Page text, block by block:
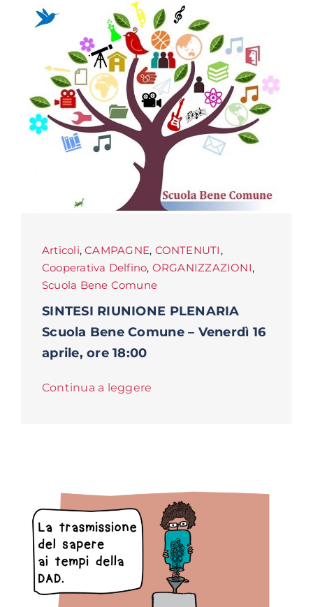
Articoli,CAMPAGNE, CONTENUTI ,
Cooperativa Delfino, ORGANIZZAZIONI,
Scuola Bene Comune
SINTESI RIUNIONE PLENARIA
Scuola Bene Comune – Venerdì 16
aprile, ore 18:00
Continua a leggere